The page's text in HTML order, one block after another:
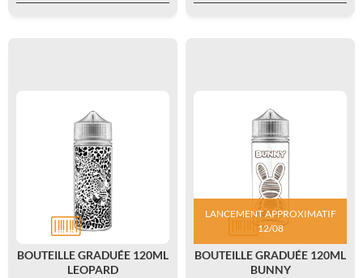
BOUTEILLE GRADUÉE 120ML
LEOPARD
LANCEMENT APPROXIMATIF
12/08
BOUTEILLE GRADUÉE 120ML
BUNNY